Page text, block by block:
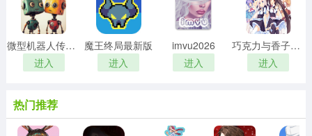
微型机器人传送门逃脱中文版
进入
魔王终局最新版
进入
imvu2026
进入
巧克力与香子兰游戏手机版
进入
热门推荐